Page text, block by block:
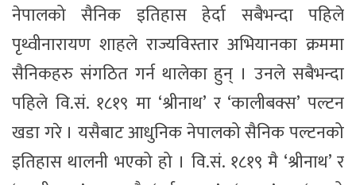
नेपालको सैनिक इतिहास हेर्दा सबैभन्दा पहिले
पृथ्वीनारायण शाहले राज्यविस्तार अभियानका क्रममा
सैनिकहरु संगठित गर्न थालेका हुन् । उनले सबैभन्दा
पहिले वि.सं. १८१९ मा ‘श्रीनाथ’ र ‘कालीबक्स’ पल्टन
खडा गरे । यसैबाट आधुनिक नेपालको सैनिक पल्टनको
इतिहास थालनी भएको हो । वि.सं. १८१९ मै ‘श्रीनाथ’ र